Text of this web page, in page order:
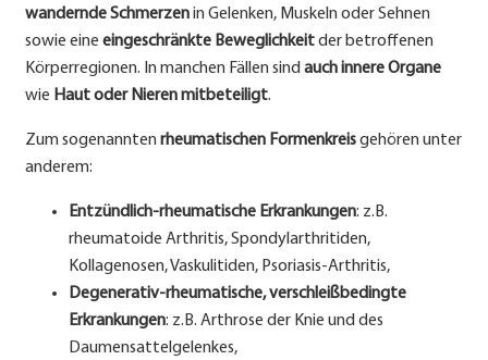
wandernde Schmerzenin Gelenken, Muskeln oder Sehnen
sowie eine eingeschränkte Beweglichkeitder betroffenen
Körperregionen. In manchen Fällen sind auch innere Organe
wie Haut oder Nierenmitbeteiligt.
Zum sogenannten rheumatischen Formenkreisgehören unter
anderem:
Entzündlich-rheumatische Erkrankungen: z.B.
rheumatoide Arthritis, Spondylarthritiden,
Kollagenosen, Vaskulitiden, Psoriasis-Arthritis,
Degenerativ-rheumatische, verschleißbedingte
Erkrankungen: z.B. Arthrose der Knie und des
Daumensattelgelenkes,